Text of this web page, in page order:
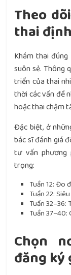
Theo
thai
Khám thai
suôn sẻ. Thông
triển của thai
thời các vấn đề
hoặc thai chậm
Đặc biệt, ở
bác sĩ đánh giá
tư vấn phương
trọng:
Tuần 12: Đo
Tuần 22:
Tuần
Tuần
Chọn
đăng ký